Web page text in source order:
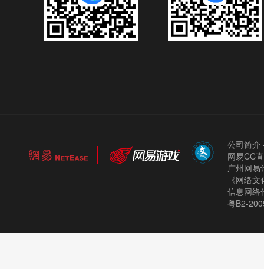
公司简介
网易CC
广州网
《网络
信息网络
粤B2-